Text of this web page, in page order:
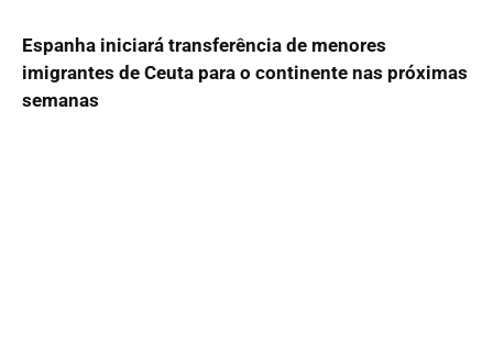
Espanha iniciará transferência de menores
imigrantes de Ceuta para o continente nas próximas
semanas